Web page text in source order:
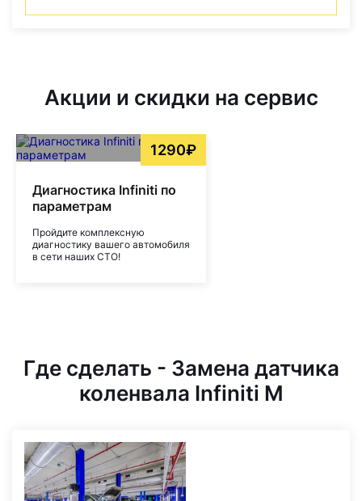
Акции и скидки на сервис
1290₽
Диагностика Infiniti по
параметрам
Пройдите комплексную
диагностику вашего автомобиля
в сети наших СТО!
Где сделать - Замена датчика
коленвала Infiniti M